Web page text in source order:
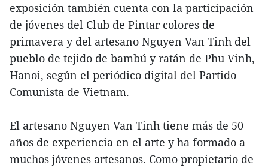
exposición también cuenta con la participación
de jóvenes del Club de Pintar colores de
primavera y del artesano Nguyen Van Tinh del
pueblo de tejido de bambú y ratán de Phu Vinh,
Hanoi, según el periódico digital del Partido
Comunista de Vietnam.
El artesano Nguyen Van Tinh tiene más de 50
años de experiencia en el arte y ha formado a
muchos jóvenes artesanos. Como propietario de